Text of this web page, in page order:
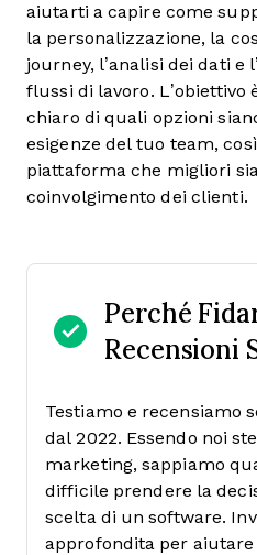
aiutarti a capire come
la personalizzazione, la
journey, l’analisi dei dati e
flussi di lavoro.
chiaro di quali opzioni
esigenze del tuo team,
piattaforma che migliori
coinvolgimento dei clienti.
Perché
Recensioni
Testiamo e recensiamo
dal 2022. Essendo noi
marketing, sappiamo
difficile prendere la
scelta di un software.
approfondita per